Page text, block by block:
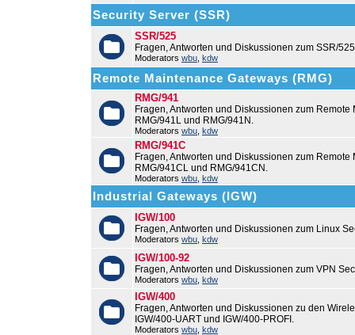
Security Server (SSR)
SSR/525
Fragen, Antworten und Diskussionen zum SSR/525
Moderators wbu kdw
Remote Maintenance Gateways (RMG)
RMG/941
Fragen, Antworten und Diskussionen zum
RMG/941L und RMG/941N.
Moderators wbu kdw
RMG/941C
Fragen, Antworten und Diskussionen zum
RMG/941CL und RMG/941CN.
Moderators wbu kdw
Industrial Gateways (IGW)
IGW/100
Fragen, Antworten und Diskussionen zum Linux
Moderators wbu kdw
IGW/100-92
Fragen, Antworten und Diskussionen zum VPN
Moderators wbu kdw
IGW/400
Fragen, Antworten und Diskussionen zu den
IGW/400-UART und IGW/400-PROFI.
Moderators wbu kdw